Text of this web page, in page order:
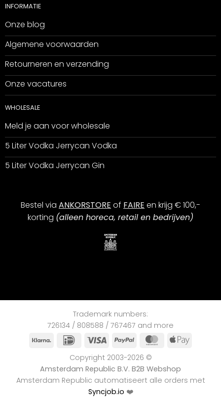
INFORMATIE
Onze blog
Algemene voorwaarden
Retourneren en verzending
Onze vacatures
WHOLESALE
Meld je aan voor wholesale
5 Liter Vodka Jerrycan Vodka
5 Liter Vodka Jerrycan Gin
Bestel via ANKORSTORE of FAIRE en krijg € 100,-
korting (alleen horeca, retail en bedrijven)
Trademark numbers:
726134 / 808588 / 767467 and more
Klarna
iDEAL Visa PayPal MasterCard
Apple
Copyright 2003-2026 ©
Amsterdam Republic B.V. B2B Webshop
Amsterdam Republic automatiseert alle orders met
Syncjob.io ❤️